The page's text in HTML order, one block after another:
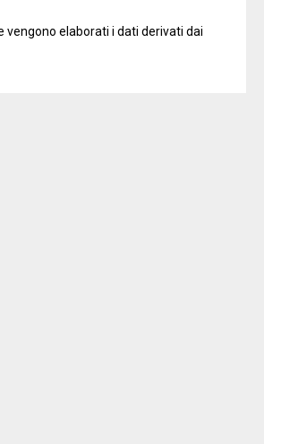
vengono elaborati i dati derivati dai